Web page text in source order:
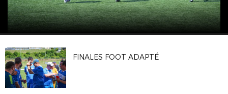
FINALES FOOT ADAPTÉ